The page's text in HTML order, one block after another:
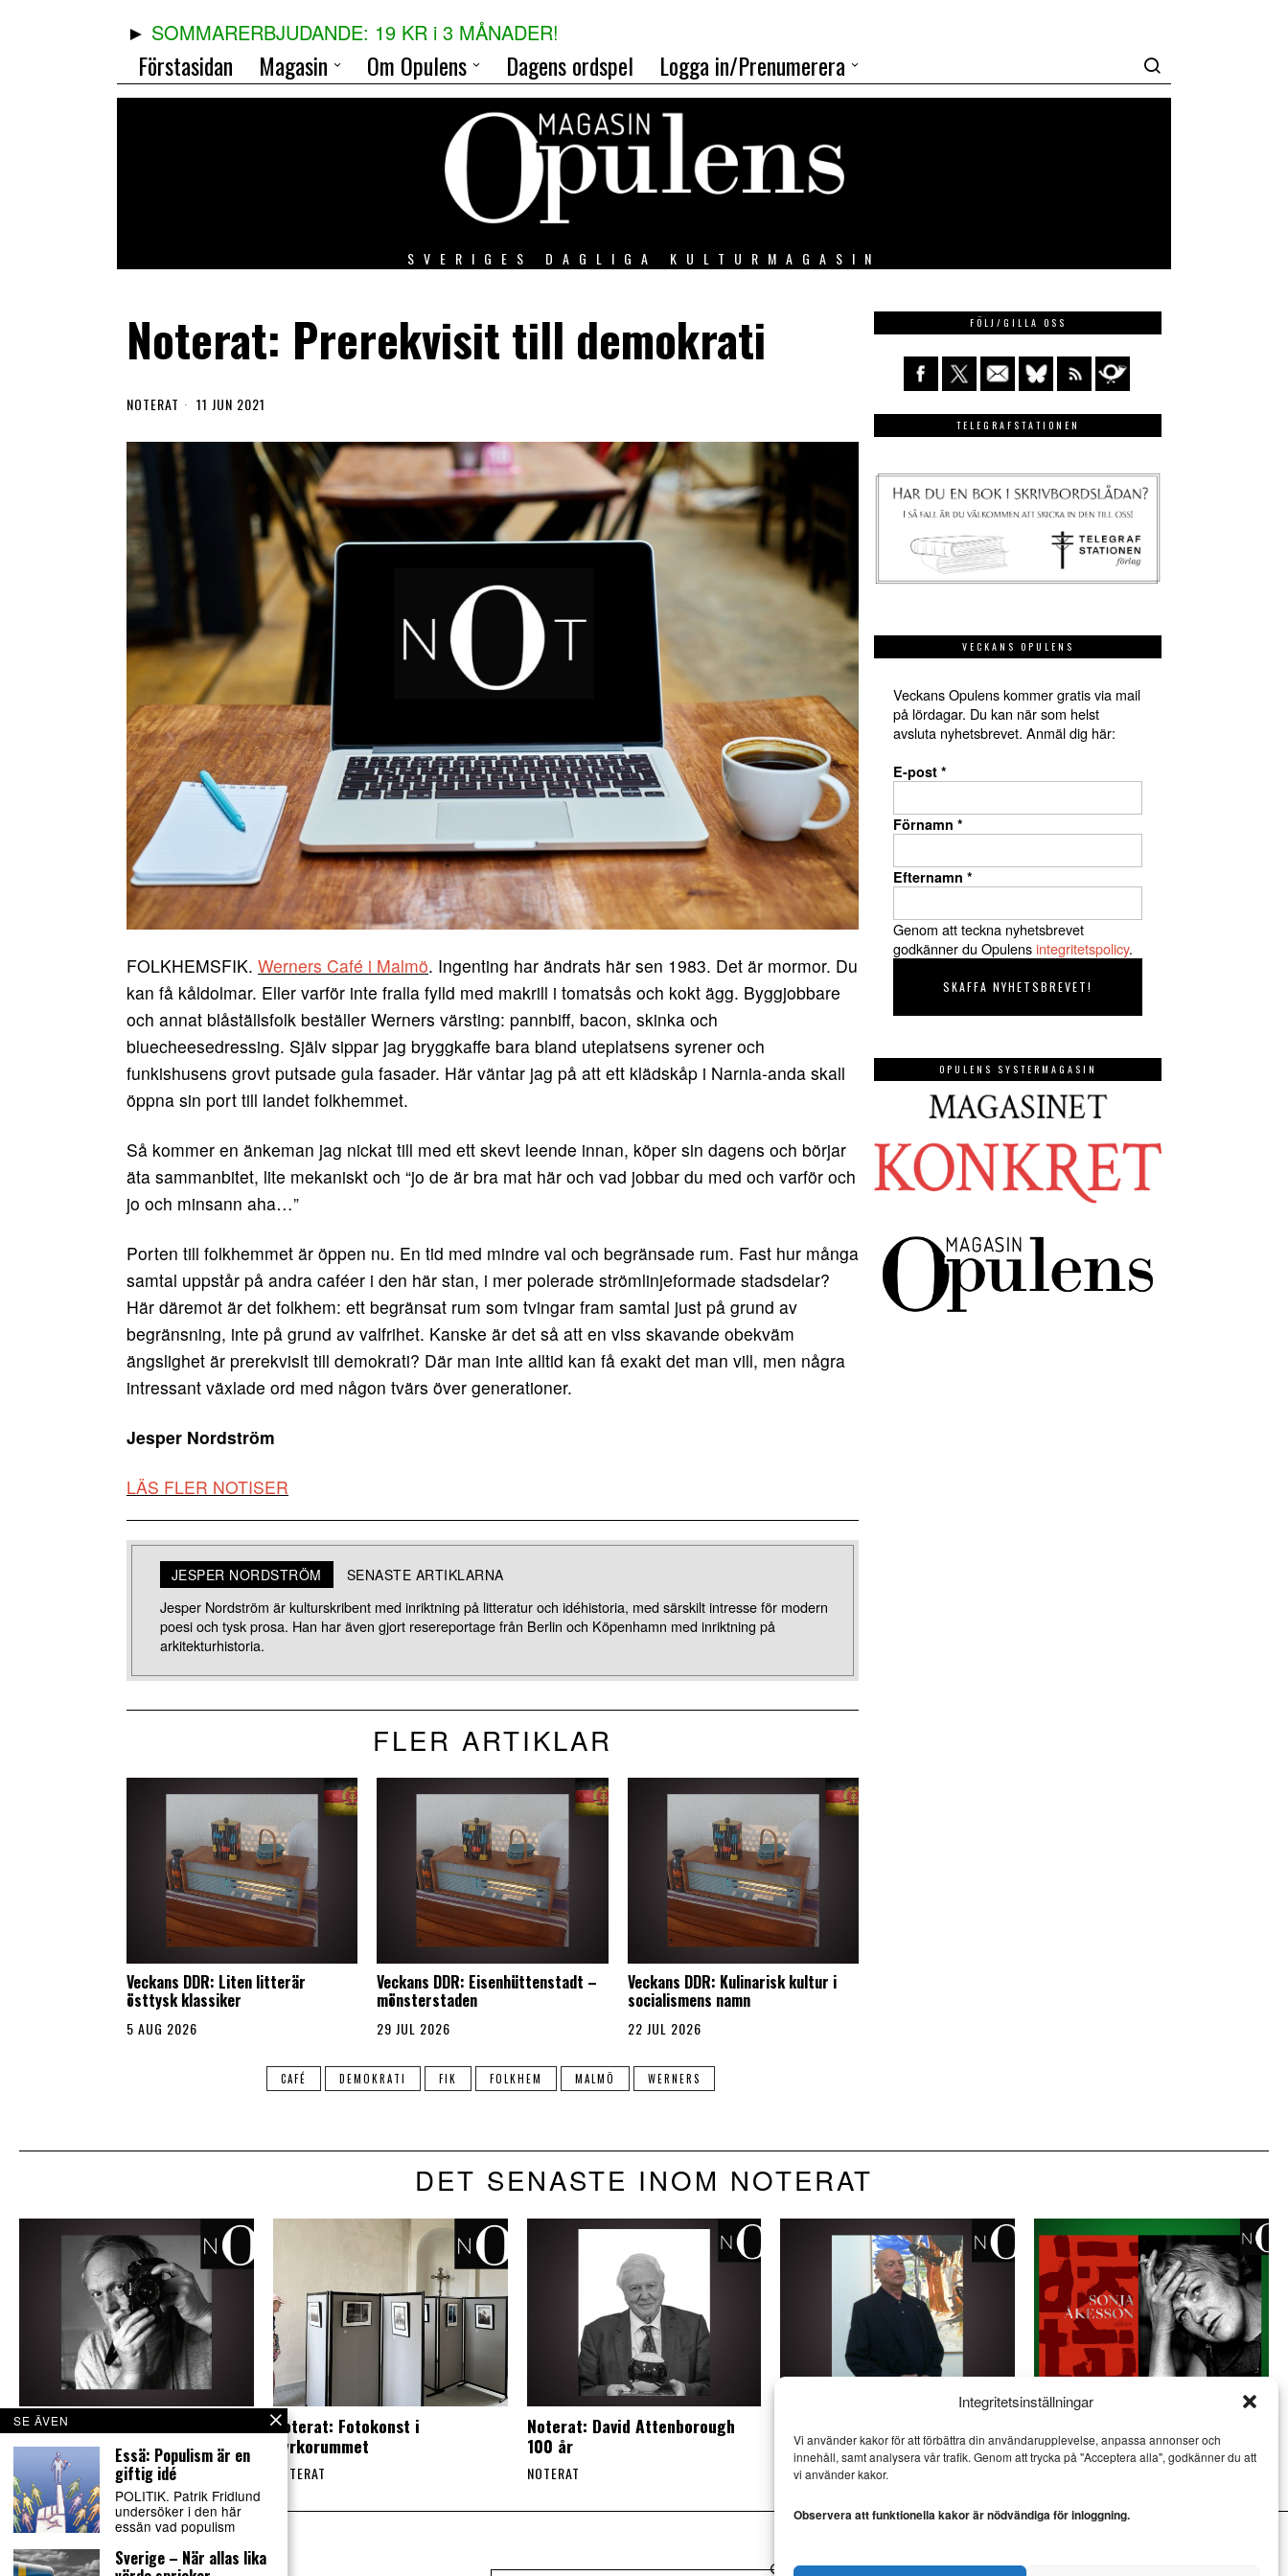
Integritetsinställningar
Vi använder kakor för att förbättra din användarupplevelse, anpassa annonser och
innehåll, samt analysera vår trafik. Genom att trycka på "Acceptera alla", godkänner du att
vi använder kakor.
Observera att funktionella kakor är nödvändiga för inloggning.
SOMMARERBJUDANDE: 19 KR i 3 MÅNADER!
Förstasidan Magasin Om Opulens Dagens ordspel Logga in/Prenumerera
SVERIGES DAGLIGA KULTURMAGASIN
Noterat: Prerekvisit till demokrati
NOTERAT 11 JUN 2021
FOLKHEMSFIK. Werners Café i Malmö. Ingenting har ändrats här sen 1983. Det är mormor. Du
kan få kåldolmar. Eller varför inte fralla fylld med makrill i tomatsås och kokt ägg. Byggjobbare
och annat blåställsfolk beställer Werners värsting: pannbiff, bacon, skinka och
bluecheesedressing. Själv sippar jag bryggkaffe bara bland uteplatsens syrener och
funkishusens grovt putsade gula fasader. Här väntar jag på att ett klädskåp i Narnia-anda skall
öppna sin port till landet folkhemmet.
Så kommer en änkeman jag nickat till med ett skevt leende innan, köper sin dagens och börjar
äta sammanbitet, lite mekaniskt och “jo de är bra mat här och vad jobbar du med och varför och
jo och minsann aha…”
Porten till folkhemmet är öppen nu. En tid med mindre val och begränsade rum. Fast hur många
samtal uppstår på andra caféer i den här stan, i mer polerade strömlinjeformade stadsdelar?
Här däremot är det folkhem: ett begränsat rum som tvingar fram samtal just på grund av
begränsning, inte på grund av valfrihet. Kanske är det så att en viss skavande obekväm
ängslighet är prerekvisit till demokrati? Där man inte alltid kan få exakt det man vill, men några
intressant växlade ord med någon tvärs över generationer.
Jesper Nordström
LÄS FLER NOTISER
JESPER NORDSTRÖM SENASTE ARTIKLARNA
Jesper Nordström är kulturskribent med inriktning på litteratur och idéhistoria, med särskilt intresse för modern
poesi och tysk prosa. Han har även gjort resereportage från Berlin och Köpenhamn med inriktning på
arkitekturhistoria.
FLER ARTIKLAR
Veckans DDR: Liten litterär
östtysk klassiker
5 AUG 2026
Veckans DDR: Eisenhüttenstadt –
mönsterstaden
29 JUL 2026
Veckans DDR: Kulinarisk kultur i
socialismens namn
22 JUL 2026
CAFÉ DEMOKRATI FIK FOLKHEM MALMÖ WERNERS
FÖLJ/GILLA OSS
TELEGRAFSTATIONEN
VECKANS OPULENS
Veckans Opulens kommer gratis via mail
på lördagar. Du kan när som helst
avsluta nyhetsbrevet. Anmäl dig här:
E-post *
Förnamn *
Efternamn *
Genom att teckna nyhetsbrevet
godkänner du Opulensintegritetspolicy.
OPULENS SYSTERMAGASIN
DET SENASTE INOM NOTERAT
Noterat: Filmhistoria av sällan
skådat slag
NOTERAT
Noterat: Fotokonst i
kyrkorummet
NOTERAT
Noterat: David Attenborough
100 år
NOTERAT
död
NOTERAT
NOTERAT
SE ÄVEN
Essä: Populism är en
giftig idé
POLITIK. Patrik Fridlund
undersöker i den här
essän vad populism
Sverige – När allas lika